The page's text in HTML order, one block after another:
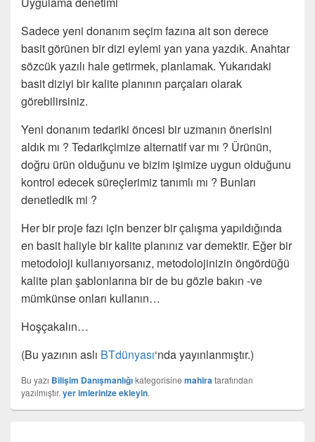
Sadece yeni donanım seçim fazına ait son derece
basit görünen bir dizi eylemi yan yana yazdık. Anahtar
sözcük yazılı hale getirmek, planlamak. Yukarıdaki
basit diziyi bir kalite planının parçaları olarak
görebilirsiniz.
Yeni donanım tedariki öncesi bir uzmanın önerisini
aldık mı ? Tedarikçimize alternatif var mı ? Ürünün,
doğru ürün olduğunu ve bizim işimize uygun olduğunu
kontrol edecek süreçlerimiz tanımlı mı ? Bunları
denetledik mi ?
Her bir proje fazı için benzer bir çalışma yapıldığında
en basit haliyle bir kalite planınız var demektir. Eğer bir
metodoloji kullanıyorsanız, metodolojinizin öngördüğü
kalite plan şablonlarına bir de bu gözle bakın -ve
mümkünse onları kullanın…
Hoşçakalın…
(Bu yazının aslı BTdünyası‘nda yayınlanmıştır.)
Bu yazı Bilişim Danışmanlığıkategorisine mahiratarafından
yazılmıştır. yer imlerinize ekleyin.